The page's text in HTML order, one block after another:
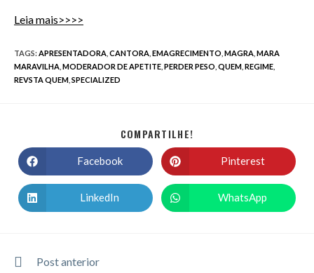
Leia mais>>>>
TAGS: APRESENTADORA CANTORA EMAGRECIMENTO MAGRA MARA
MARAVILHA MODERADOR DE APETITE PERDER PESO QUEM REGIME
REVSTA QUEM SPECIALIZED
COMPARTILHE!
Facebook Pinterest
LinkedIn WhatsApp
Post anterior